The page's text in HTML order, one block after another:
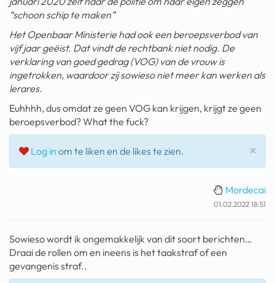
groenland
geochelone yniphora
wibra
blokker
dubai chocolade
it really whips the llama s
ass
dunkin donuts
ryanair
“schoon schip te maken”
Het Openbaar Ministerie had ook een beroepsverbod van
vijf jaar geëist. Dat vindt de rechtbank niet nodig. De
verklaring van goed gedrag (VOG) van de vrouw is
ingetrokken, waardoor zij sowieso niet meer kan werken als
lerares.
Euhhhh, dus omdat ze geen VOG kan krijgen, krijgt ze geen
beroepsverbod? What the fuck?
×
Log in om te liken en de likes te zien.
Mordecai
01.02.2022 18:51
Sowieso wordt ik ongemakkelijk van dit soort berichten…
Draai de rollen om en ineens is het taakstraf of een
gevangenis straf..